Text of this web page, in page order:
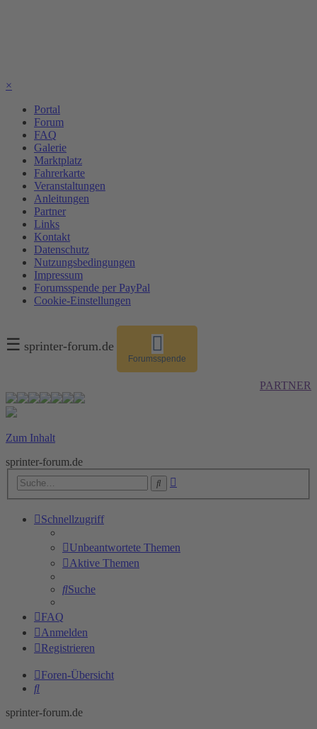
×
Portal
Forum
FAQ
Galerie
Marktplatz
Fahrerkarte
Veranstaltungen
Anleitungen
Partner
Links
Kontakt
Datenschutz
Nutzungsbedingungen
Impressum
Forumsspende per PayPal
Cookie-Einstellungen
☰ sprinter-forum.de
Forumsspende
PARTNER
Zum Inhalt
sprinter-forum.de
Suche
Schnellzugriff
Unbeantwortete Themen
Aktive Themen
Suche
FAQ
Anmelden
Registrieren
Foren-Übersicht
Suche
sprinter-forum.de